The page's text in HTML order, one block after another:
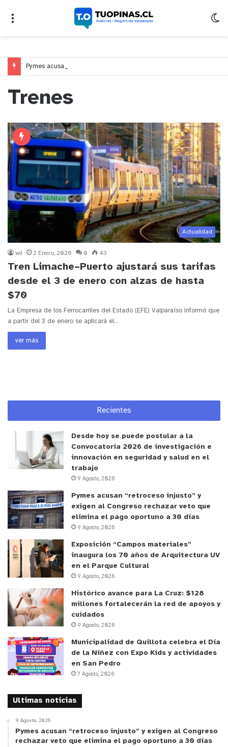
Trenes
Actualidad
wil 2 Enero, 2026 0 43
Tren Limache–Puerto ajustará sus tarifas
desde el 3 de enero con alzas de hasta
$70
La Empresa de los Ferrocarriles del Estado (EFE) Valparaíso informó que
a partir del 3 de enero se aplicará el…
ver más
Recientes
Desde hoy se puede postular a la
Convocatoria 2026 de investigación e
innovación en seguridad y salud en el
trabajo
9 Agosto, 2026
Pymes acusan “retroceso injusto” y
exigen al Congreso rechazar veto que
elimina el pago oportuno a 30 días
9 Agosto, 2026
Exposición “Campos materiales”
inaugura los 70 años de Arquitectura UV
en el Parque Cultural
9 Agosto, 2026
Histórico avance para La Cruz: $128
millones fortalecerán la red de apoyos y
cuidados
9 Agosto, 2026
Municipalidad de Quillota celebra el Día
de la Niñez con Expo Kids y actividades
en San Pedro
7 Agosto, 2026
Ultimas noticias
9 Agosto, 2026
Pymes acusan “retroceso injusto” y exigen al Congreso
rechazar veto que elimina el pago oportuno a 30 días